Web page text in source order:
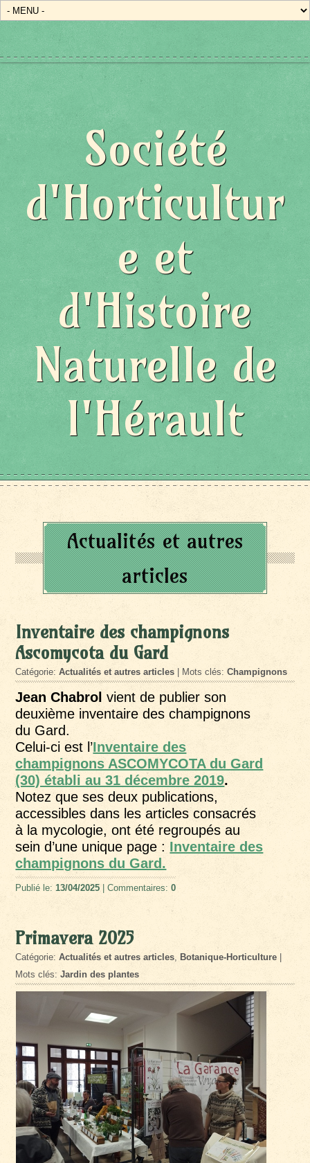
Société
d'Horticultur
e et
d'Histoire
Naturelle de
l'Hérault
Actualités et autres
articles
Inventaire des champignons
Ascomycota du Gard
Catégorie:Actualités et autres articles | Mots clés:Champignons
Jean Chabrolvient de publier son
deuxième inventaire des champignons
du Gard.
Celui-ci est l’Inventaire des
champignons ASCOMYCOTA du Gard
(30) établi au 31 décembre 2019.
Notez que ses deux publications,
accessibles dans les articles consacrés
à la mycologie, ont été regroupés au
sein d’une unique page : Inventaire des
champignons du Gard.
Publié le:13/04/2025 | Commentaires:0
Primavera 2025
Catégorie:Actualités et autres articles, Botanique-Horticulture
Mots clés:Jardin des plantes